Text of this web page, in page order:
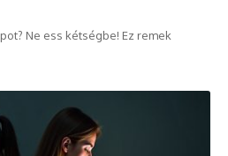
Ne ess kétségbe! Ez remek